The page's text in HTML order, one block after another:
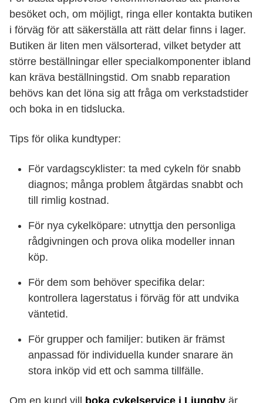
besöket och, om möjligt, ringa eller kontakta butiken
i förväg för att säkerställa att rätt delar finns i lager.
Butiken är liten men välsorterad, vilket betyder att
större beställningar eller specialkomponenter ibland
kan kräva beställningstid. Om snabb reparation
behövs kan det löna sig att fråga om verkstadstider
och boka in en tidslucka.
Tips för olika kundtyper:
För vardagscyklister: ta med cykeln för snabb
diagnos; många problem åtgärdas snabbt och
till rimlig kostnad.
För nya cykelköpare: utnyttja den personliga
rådgivningen och prova olika modeller innan
köp.
För dem som behöver specifika delar:
kontrollera lagerstatus i förväg för att undvika
väntetid.
För grupper och familjer: butiken är främst
anpassad för individuella kunder snarare än
stora inköp vid ett och samma tillfälle.
Om en kund vill boka cykelservice i Ljungby är